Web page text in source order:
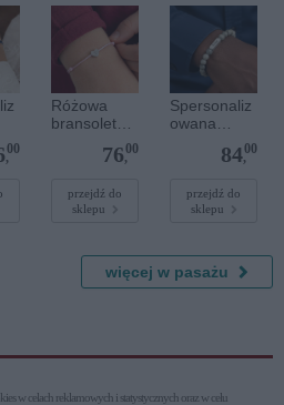
-
,
00
Różowa
bransoletka
dla dzieci -
owana -
Srebrne
76,
00
przejdź do
sklepu
Spersonaliz
owana
bransoletka
szlachetnym
i - Szary - M
84,
00
przejdź do
sklepu
więcej w pasażu
w celach reklamowych i statystycznych oraz w celu